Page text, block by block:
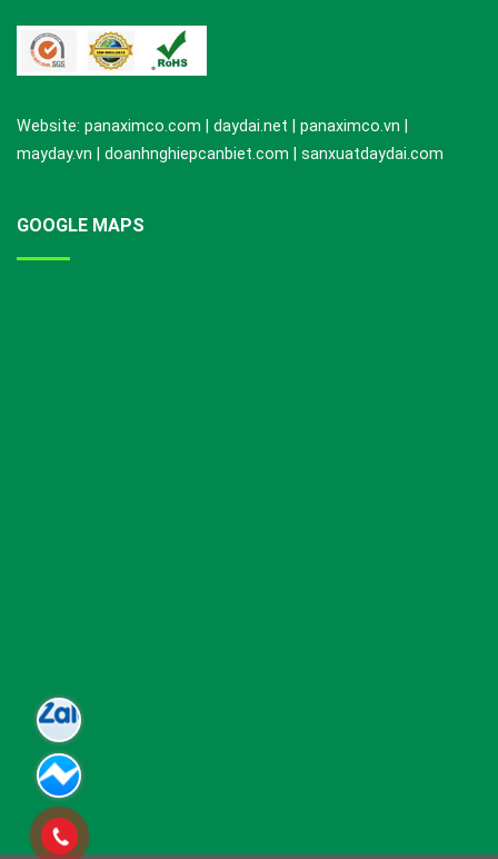
Website: panaximco.com | daydai.net | panaximco.vn |
mayday.vn | doanhnghiepcanbiet.com | sanxuatdaydai.com
GOOGLE MAPS